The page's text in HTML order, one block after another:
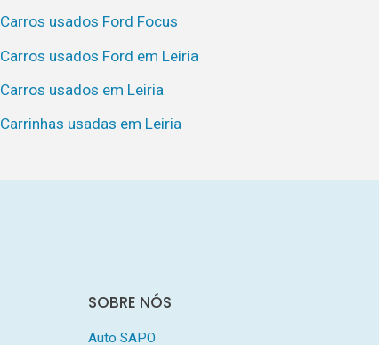
Carros usados Ford Focus
Carros usados Ford em Leiria
Carros usados em Leiria
Carrinhas usadas em Leiria
SOBRE NÓS
Auto SAPO